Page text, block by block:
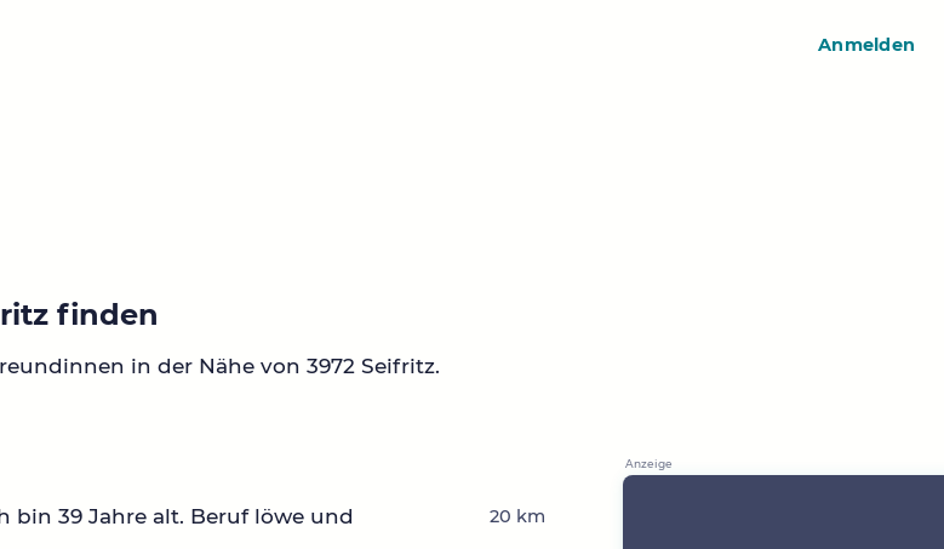
finden
in der Nähe von 3972 Seifritz.
bin 39 Jahre alt. Beruf löwe und
20 km
Anmelden